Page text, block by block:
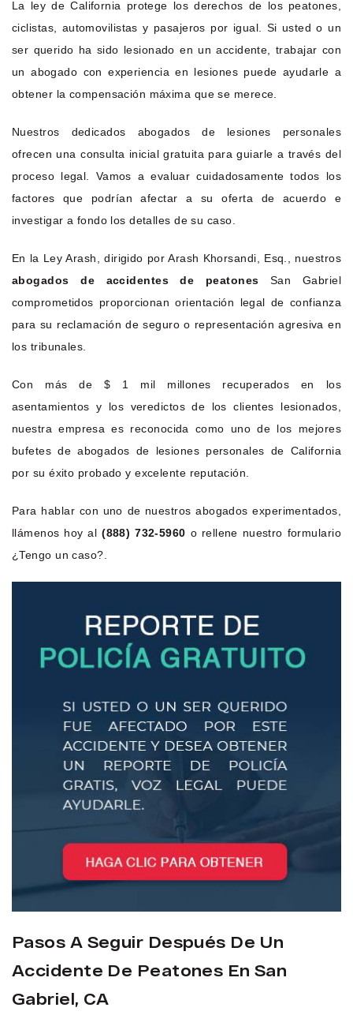
La ley de California protege los derechos de los peatones,
ciclistas, automovilistas y pasajeros por igual. Si usted o un
ser querido ha sido lesionado en un accidente, trabajar con
un abogado con experiencia en lesiones puede ayudarle a
obtener la compensación máxima que se merece.
Nuestros dedicados abogados de lesiones personales
ofrecen una consulta inicial gratuita para guiarle a través del
proceso legal. Vamos a evaluar cuidadosamente todos los
factores que podrían afectar a su oferta de acuerdo e
investigar a fondo los detalles de su caso.
En la Ley Arash, dirigido por Arash Khorsandi, Esq., nuestros
abogados de accidentes de peatones San Gabriel
comprometidos proporcionan orientación legal de confianza
para su reclamación de seguro o representación agresiva en
los tribunales.
Con más de $ 1 mil millones recuperados en los
asentamientos y los veredictos de los clientes lesionados,
nuestra empresa es reconocida como uno de los mejores
bufetes de abogados de lesiones personales de California
por su éxito probado y excelente reputación.
Para hablar con uno de nuestros abogados experimentados,
llámenos hoy al(888) 732-5960 o rellene nuestro formulario
¿Tengo un caso?.
Pasos A Seguir Después De Un
Accidente De Peatones En San
Gabriel, CA